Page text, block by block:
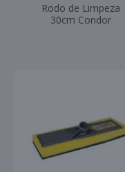
Rodo de Limpeza
30cm Condor